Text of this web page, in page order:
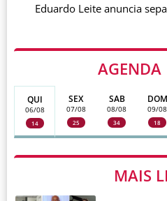
Eduardo Leite anuncia
AGENDA
QUI
06/08
14
SEX
07/08
25
SAB
08/08
34
DOM
09/08
18
MAIS